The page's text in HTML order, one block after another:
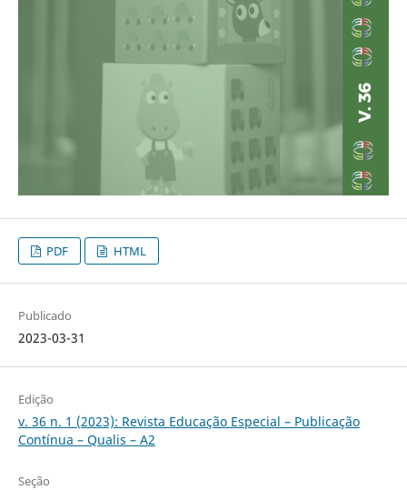
PDF HTML
Publicado
2023-03-31
Edição
v. 36 n. 1 (2023): Revista Educação Especial – Publicação
Contínua – Qualis – A2
Seção